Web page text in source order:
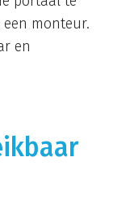
monteur.
en